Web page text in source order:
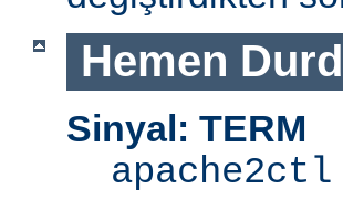
Hemen
Sinyal: TERM